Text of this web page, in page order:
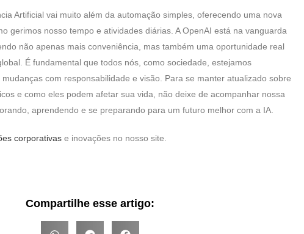
Artificial vai muito além da automação simples, oferecendo uma nova
gerimos nosso tempo e atividades diárias. A OpenAI está na vanguarda
não apenas mais conveniência, mas também uma oportunidade real
É fundamental que todos nós, como sociedade, estejamos
com responsabilidade e visão. Para se manter atualizado sobre
e como eles podem afetar sua vida, não deixe de acompanhar nossa
aprendendo e se preparando para um futuro melhor com a IA.
corporativas e inovações no nosso site.
Compartilhe esse artigo: